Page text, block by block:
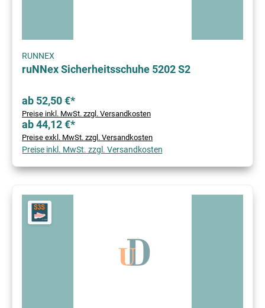
RUNNEX
ruNNex Sicherheitsschuhe 5202 S2
ab 52,50 €*
Preise inkl. MwSt. zzgl. Versandkosten
ab 44,12 €*
Preise exkl. MwSt. zzgl. Versandkosten
Preise inkl. MwSt. zzgl. Versandkosten